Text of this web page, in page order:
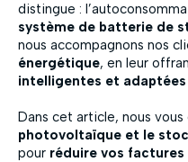
distingue :
système de batterie de
nous accompagnons nos
énergétique, en leur
intelligentes et adaptées
Dans cet article, nous
photovoltaïque et le
pour réduire vos factures